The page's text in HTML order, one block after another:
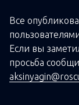
Все
Если вы
просьба